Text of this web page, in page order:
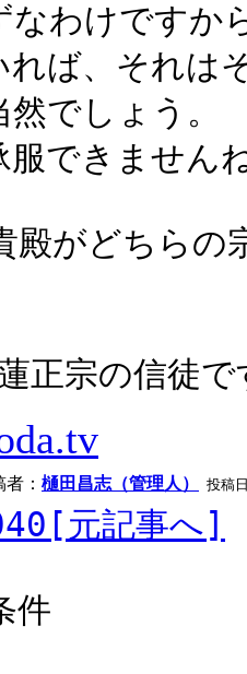
なわけですか
れば、それは
でしょう。
服できません
がどちらの
正宗の信徒で
： 樋田昌志（管理人） 投稿
元記事へ]
件